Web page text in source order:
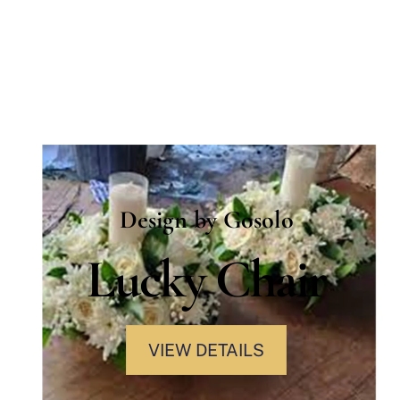
Design by Gosolo
Lucky Chair
VIEW DETAILS